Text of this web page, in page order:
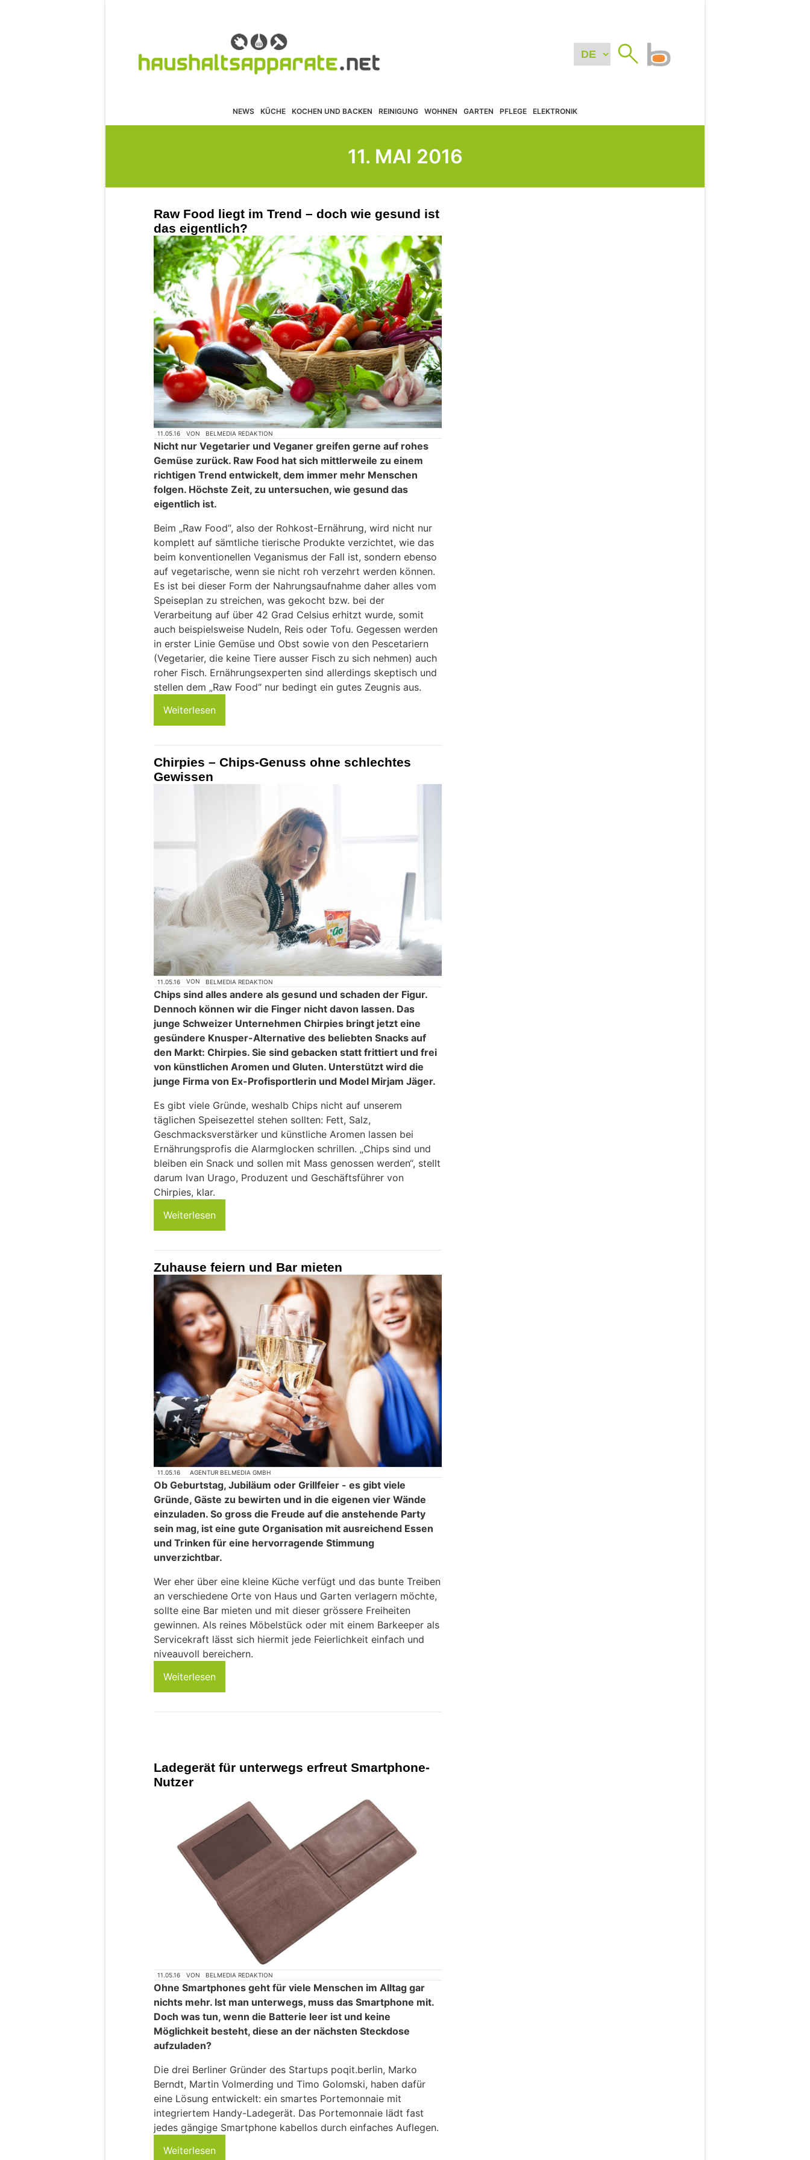
NEWS KÜCHE KOCHEN UND BACKEN REINIGUNG WOHNEN GARTEN PFLEGE ELEKTRONIK
11. MAI 2016
Raw Food liegt im Trend – doch wie gesund ist
das eigentlich?
11.05.16 VON BELMEDIA REDAKTION
Nicht nur Vegetarier und Veganer greifen gerne auf rohes
Gemüse zurück. Raw Food hat sich mittlerweile zu einem
richtigen Trend entwickelt, dem immer mehr Menschen
folgen. Höchste Zeit, zu untersuchen, wie gesund das
eigentlich ist.
Beim „Raw Food“, also der Rohkost-Ernährung, wird nicht nur
komplett auf sämtliche tierische Produkte verzichtet, wie das
beim konventionellen Veganismus der Fall ist, sondern ebenso
auf vegetarische, wenn sie nicht roh verzehrt werden können.
Es ist bei dieser Form der Nahrungsaufnahme daher alles vom
Speiseplan zu streichen, was gekocht bzw. bei der
Verarbeitung auf über 42 Grad Celsius erhitzt wurde, somit
auch beispielsweise Nudeln, Reis oder Tofu. Gegessen werden
in erster Linie Gemüse und Obst sowie von den Pescetariern
(Vegetarier, die keine Tiere ausser Fisch zu sich nehmen) auch
roher Fisch. Ernährungsexperten sind allerdings skeptisch und
stellen dem „Raw Food“ nur bedingt ein gutes Zeugnis aus.
Weiterlesen
Chirpies – Chips-Genuss ohne schlechtes
Gewissen
11.05.16 VON BELMEDIA REDAKTION
Chips sind alles andere als gesund und schaden der Figur.
Dennoch können wir die Finger nicht davon lassen. Das
junge Schweizer Unternehmen Chirpies bringt jetzt eine
gesündere Knusper-Alternative des beliebten Snacks auf
den Markt: Chirpies. Sie sind gebacken statt frittiert und frei
von künstlichen Aromen und Gluten. Unterstützt wird die
junge Firma von Ex-Profisportlerin und Model Mirjam Jäger.
Es gibt viele Gründe, weshalb Chips nicht auf unserem
täglichen Speisezettel stehen sollten: Fett, Salz,
Geschmacksverstärker und künstliche Aromen lassen bei
Ernährungsprofis die Alarmglocken schrillen. „Chips sind und
bleiben ein Snack und sollen mit Mass genossen werden“, stellt
darum Ivan Urago, Produzent und Geschäftsführer von
Chirpies, klar.
Weiterlesen
Zuhause feiern und Bar mieten
11.05.16 AGENTUR BELMEDIA GMBH
Ob Geburtstag, Jubiläum oder Grillfeier - es gibt viele
Gründe, Gäste zu bewirten und in die eigenen vier Wände
einzuladen. So gross die Freude auf die anstehende Party
sein mag, ist eine gute Organisation mit ausreichend Essen
und Trinken für eine hervorragende Stimmung
unverzichtbar.
Wer eher über eine kleine Küche verfügt und das bunte Treiben
an verschiedene Orte von Haus und Garten verlagern möchte,
sollte eine Bar mieten und mit dieser grössere Freiheiten
gewinnen. Als reines Möbelstück oder mit einem Barkeeper als
Servicekraft lässt sich hiermit jede Feierlichkeit einfach und
niveauvoll bereichern.
Weiterlesen
Ladegerät für unterwegs erfreut Smartphone-
Nutzer
11.05.16 VON BELMEDIA REDAKTION
Ohne Smartphones geht für viele Menschen im Alltag gar
nichts mehr. Ist man unterwegs, muss das Smartphone mit.
Doch was tun, wenn die Batterie leer ist und keine
Möglichkeit besteht, diese an der nächsten Steckdose
aufzuladen?
Die drei Berliner Gründer des Startups poqit.berlin, Marko
Berndt, Martin Volmerding und Timo Golomski, haben dafür
eine Lösung entwickelt: ein smartes Portemonnaie mit
integriertem Handy-Ladegerät. Das Portemonnaie lädt fast
jedes gängige Smartphone kabellos durch einfaches Auflegen.
Weiterlesen